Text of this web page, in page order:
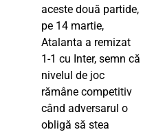
aceste două partide,
pe 14 martie,
Atalanta a remizat
1-1 cu Inter, semn că
nivelul de joc
rămâne competitiv
când adversarul o
obligă să stea